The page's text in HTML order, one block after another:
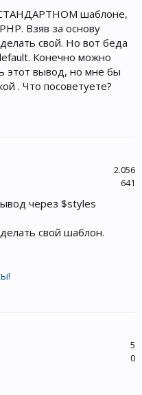
СТАНДАРТНОМ шаблоне,
Взяв за основу
свой. Но вот беда
Конечно можно
этот вывод, но мне бы
. Что посоветуете?
2.056
641
через $styles
свой шаблон.
5
0